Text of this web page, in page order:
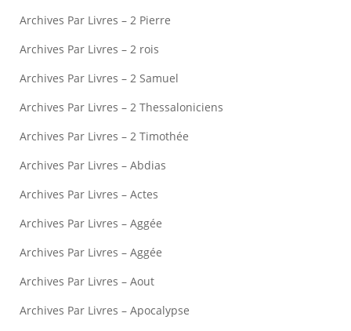
Archives Par Livres – 2 Pierre
Archives Par Livres – 2 rois
Archives Par Livres – 2 Samuel
Archives Par Livres – 2 Thessaloniciens
Archives Par Livres – 2 Timothée
Archives Par Livres – Abdias
Archives Par Livres – Actes
Archives Par Livres – Aggée
Archives Par Livres – Aggée
Archives Par Livres – Aout
Archives Par Livres – Apocalypse